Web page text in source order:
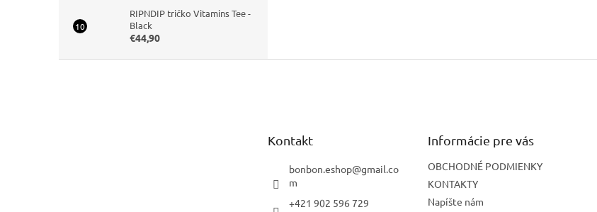
RIPNDIP tričko Vitamins Tee -
Black
€44,90
Kontakt
bonbon.eshop@gmail.co
m
+421 902 596 729
Informácie pre vás
OBCHODNÉ PODMIENKY
KONTAKTY
Napíšte nám